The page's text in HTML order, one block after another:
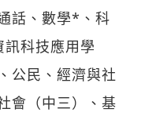
話、數學*、科
科技應用學
公民、經濟與社
會（中三）、基